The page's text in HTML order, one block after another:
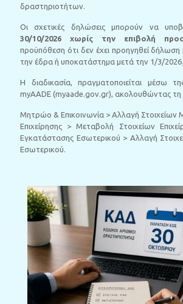
δραστηριοτήτων.
Οι σχετικές δηλώσεις μπορούν να
30/10/2026 χωρίς την επιβολή
προϋπόθεση ότι δεν έχει προηγηθεί
την έδρα ή υποκατάστημα μετά την 1/3/2026.
Η διαδικασία, πραγματοποιείται μέσω
myAADE (myaade.gov.gr), ακολουθώντας τη
Μητρώο & Επικοινωνία > Αλλαγή Στοιχείων
Επιχείρησης > Μεταβολή Στοιχείων
Εγκατάστασης Εσωτερικού > Αλλαγή
Εσωτερικού.